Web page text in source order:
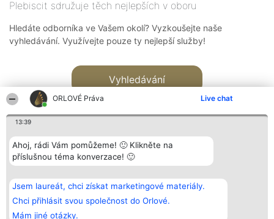
ORLOVÉ Práva Live chat
13:39
Ahoj, rádi Vám pomůžeme! 🙂 Klikněte na
příslušnou téma konverzace! 🙂
Jsem laureát, chci získat marketingové materiály.
Chci přihlásit svou společnost do Orlové.
Mám jiné otázky.
Plebiscit sdružuje těch nejlepších v oboru
Hledáte odborníka ve Vašem okolí? Vyzkoušejte naše
vyhledávání. Využívejte pouze ty nejlepší služby!
Vyhledávání
Bright Side Solutions sp. z o.
o. sp. k.
ul. Ruska 22
Wrocław 50-079
KRS 0000749100 | Regon
Vítězové
Seznam všech
laureátů
Zásady
Kontakt